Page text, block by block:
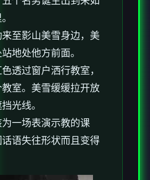
至影山美雪身边，美
地处他方前面。
透过窗户洒行教室，
室。美雪缓缓拉开放
光线。
一场表演示教的课
语失往形状而且变得